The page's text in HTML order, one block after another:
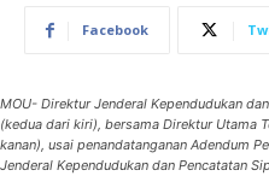
Facebook
MOU- Direktur Jenderal Kependudukan
(kedua dari kiri), bersama Direktur Utama
kanan), usai penandatanganan Adendum
Jenderal Kependudukan dan Pencatatan